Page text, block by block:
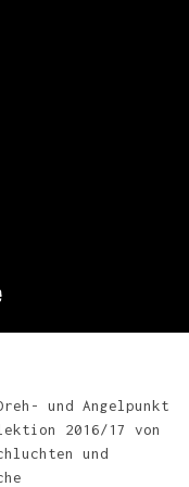
und Angelpunkt
2016/17 von
und